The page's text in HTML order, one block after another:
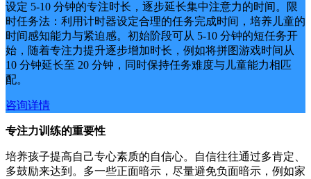
设定 5-10 分钟的专注时长，逐步延长集中注意力的时间。限
时任务法：利用计时器设定合理的任务完成时间，培养儿童的
时间感知能力与紧迫感。初始阶段可从 5-10 分钟的短任务开
始，随着专注力提升逐步增加时长，例如将拼图游戏时间从
10 分钟延长至 20 分钟，同时保持任务难度与儿童能力相匹
配。
咨询详情
专注力训练的重要性
培养孩子提高自己专心素质的自信心。自信往往通过多肯定、
多鼓励来达到。多一些正面暗示，尽量避免负面暗示，例如家